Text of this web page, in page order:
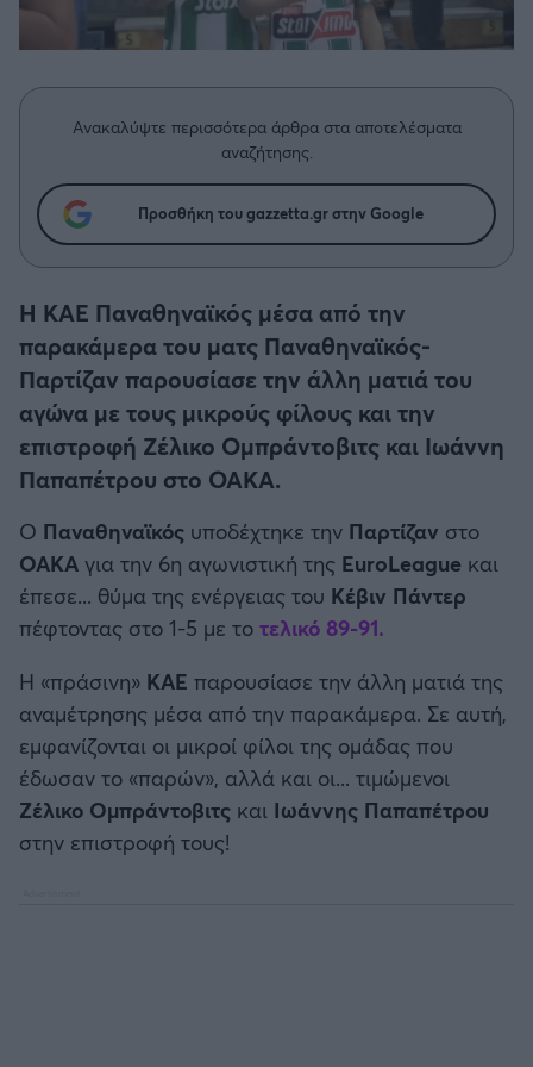
Δημήτρης Τσορμπατζόγλου
Άρης
Κηφισιά
Αστέρας Τρίπολης
Παναιτωλικός
Καλαμάτα
Ηρακλής
Μπαρτσελόνα
Ρεάλ Μαδρίτης
Ατλέτικο Μαδρίτης
Συνεντεύξεις
Μεγάλη μου Αγάπη
Μια Ιστορία από την Πόλη
Ανακαλύψτε περισσότερα άρθρα στα αποτελέσματα
αναζήτησης.
Προσθήκη του gazzetta.gr στην Google
Η ΚΑΕ Παναθηναϊκός μέσα από την
παρακάμερα του ματς Παναθηναϊκός-
Παρτίζαν παρουσίασε την άλλη ματιά του
αγώνα με τους μικρούς φίλους και την
επιστροφή Ζέλικο Ομπράντοβιτς και Ιωάννη
Παπαπέτρου στο ΟΑΚΑ.
Ο Παναθηναϊκός υποδέχτηκε την Παρτίζαν στο
ΟΑΚΑ για την 6η αγωνιστική της EuroLeague και
έπεσε... θύμα της ενέργειας του Κέβιν Πάντερ
πέφτοντας στο 1-5 με το τελικό 89-91.
Η «πράσινη» ΚΑΕ παρουσίασε την άλλη ματιά της
αναμέτρησης μέσα από την παρακάμερα. Σε αυτή,
εμφανίζονται οι μικροί φίλοι της ομάδας που
έδωσαν το «παρών», αλλά και οι... τιμώμενοι
Ζέλικο Ομπράντοβιτς και Ιωάννης Παπαπέτρου
στην επιστροφή τους!